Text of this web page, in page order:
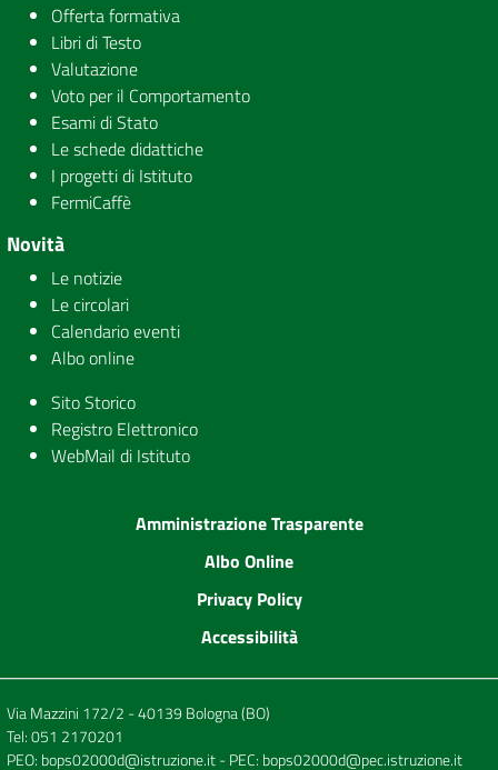
Offerta formativa
Libri di Testo
Valutazione
Voto per il Comportamento
Esami di Stato
Le schede didattiche
I progetti di Istituto
FermiCaffè
Novità
Le notizie
Le circolari
Calendario eventi
Albo online
Sito Storico
Registro Elettronico
WebMail di Istituto
Amministrazione Trasparente
Albo Online
Privacy Policy
Accessibilità
Via Mazzini 172/2 - 40139 Bologna (BO)
Tel:051 2170201
PEO: bops02000d@istruzione.it- PEC: bops02000d@pec.istruzione.it